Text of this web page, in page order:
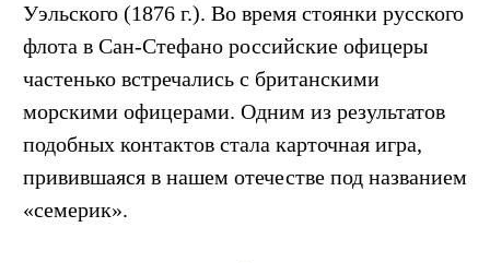
Уэльского (1876 г.). Во время стоянки русского
флота в Сан-Стефано российские офицеры
частенько встречались с британскими
морскими офицерами. Одним из результатов
подобных контактов стала карточная игра,
привившаяся в нашем отечестве под названием
«семерик».